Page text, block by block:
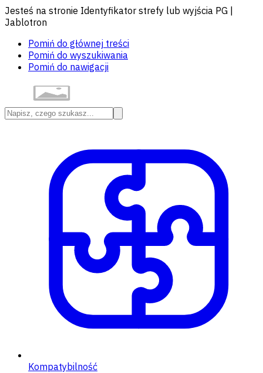
Jesteś na stronie Identyfikator strefy lub wyjścia PG |
Jablotron
Pomiń do głównej treści
Pomiń do wyszukiwania
Pomiń do nawigacji
Kompatybilność